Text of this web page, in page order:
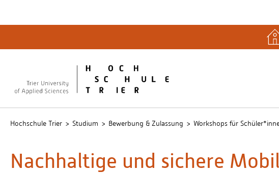
Hochschule Trier Studium Bewerbung & Zulassung Workshops für
Nachhaltige und sichere